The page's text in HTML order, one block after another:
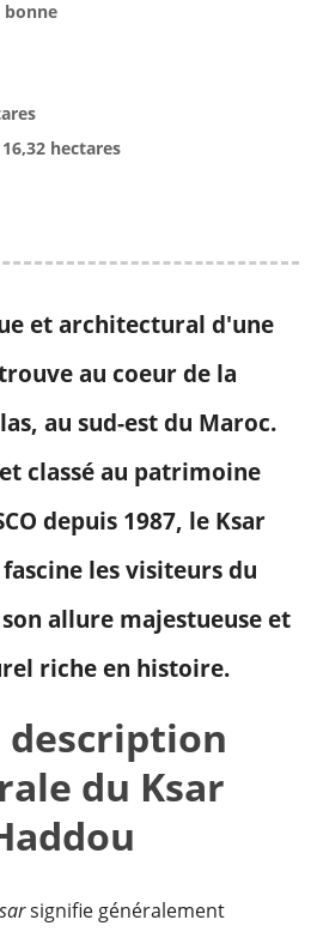
bonne
hectares
et architectural d'une
au coeur de la
au sud-est du Maroc.
classé au patrimoine
depuis 1987, le Ksar
les visiteurs du
allure majestueuse et
riche en histoire.
du Ksar
signifie généralement